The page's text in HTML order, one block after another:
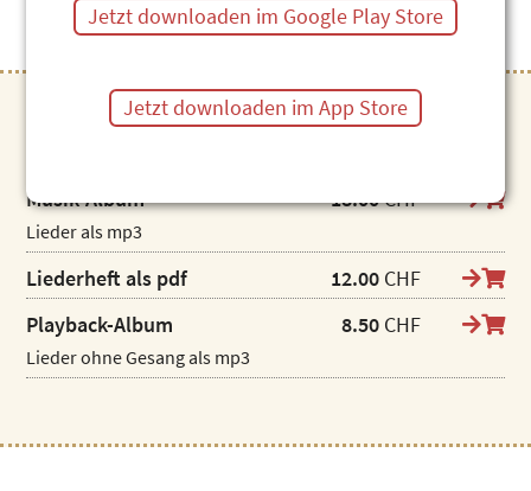
Musik-Album 18.00CHF
Lieder als mp3
Liederheft als pdf 12.00 CHF
Playback-Album
8.50 CHF
Lieder ohne Gesang als mp3
Jetzt downloaden im Google Play Store
Jetzt downloaden im App Store